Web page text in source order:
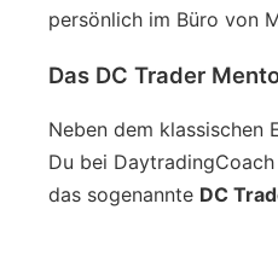
persönlich im Büro von
Das DC Trader
Neben dem klassischen
Du bei
das sogenannte DC